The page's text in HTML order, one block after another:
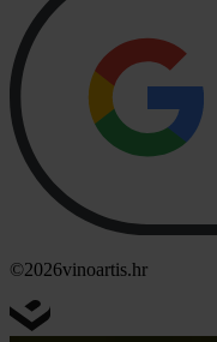
©2026vinoartis.hr